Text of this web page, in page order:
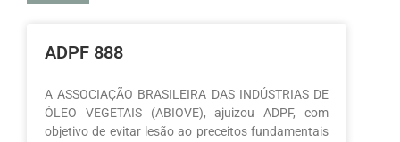
ADPF 888
A ASSOCIAÇÃO BRASILEIRA DAS INDÚSTRIAS DE
ÓLEO VEGETAIS (ABIOVE), ajuizou ADPF, com
objetivo de evitar lesão ao preceitos fundamentais